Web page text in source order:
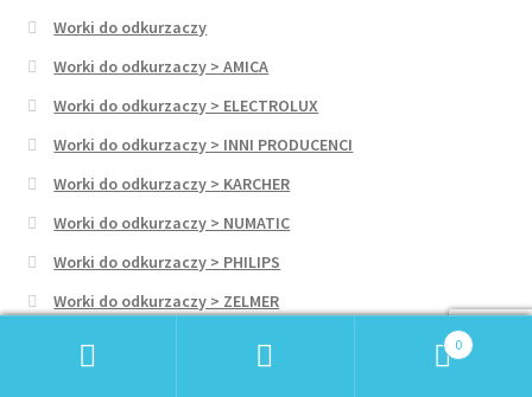
Worki do odkurzaczy
Worki do odkurzaczy > AMICA
Worki do odkurzaczy > ELECTROLUX
Worki do odkurzaczy > INNI PRODUCENCI
Worki do odkurzaczy > KARCHER
Worki do odkurzaczy > NUMATIC
Worki do odkurzaczy > PHILIPS
Worki do odkurzaczy > ZELMER
0